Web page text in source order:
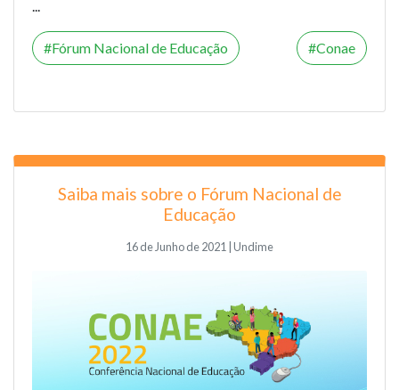
Fórum Nacional de Educação Conae
Saiba mais sobre o Fórum Nacional de
Educação
16 de Junho de 2021 | Undime